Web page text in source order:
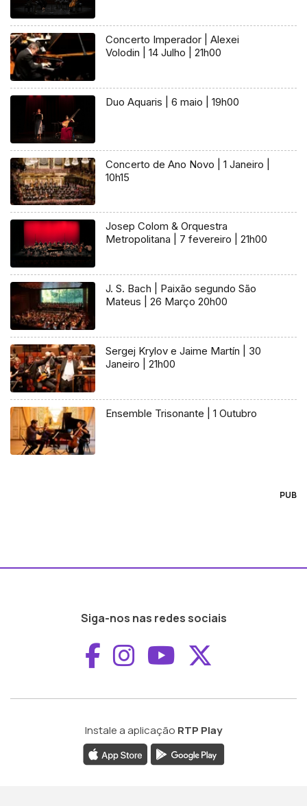
Concerto Imperador | Alexei
Volodin | 14 Julho | 21h00
Duo Aquaris | 6 maio | 19h00
Concerto de Ano Novo | 1 Janeiro |
10h15
Josep Colom & Orquestra
Metropolitana | 7 fevereiro | 21h00
J. S. Bach | Paixão segundo São
Mateus | 26 Março 20h00
Sergej Krylov e Jaime Martín | 30
Janeiro | 21h00
Ensemble Trisonante | 1 Outubro
PUB
Siga-nos nas redes sociais
Aceder ao
Aceder ao
Aceder ao
Instale a aplicação RTP Play